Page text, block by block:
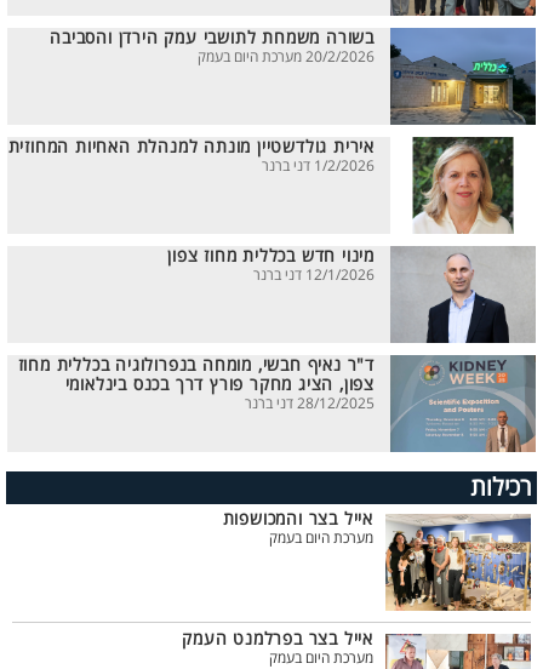
בשורה משמחת לתושבי עמק הירדן והסביבה
20/2/2026 מערכת היום בעמק
אירית גולדשטיין מונתה למנהלת האחיות המחוזית
1/2/2026 דני ברנר
מינוי חדש בכללית מחוז צפון
12/1/2026 דני ברנר
ד"ר נאיף חבשי, מומחה בנפרולוגיה בכללית מחוז
צפון, הציג מחקר פורץ דרך בכנס בינלאומי
28/12/2025 דני ברנר
רכילות
אייל בצר והמכושפות
מערכת היום בעמק
אייל בצר בפרלמנט העמק
מערכת היום בעמק